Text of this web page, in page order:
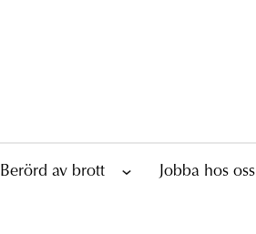
Berörd av brott Jobba hos oss